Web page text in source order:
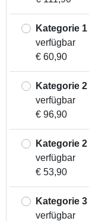
Kategorie 1
verfügbar
€ 60,90
Kategorie 2
verfügbar
€ 96,90
Kategorie 2
verfügbar
€ 53,90
Kategorie 3
verfügbar